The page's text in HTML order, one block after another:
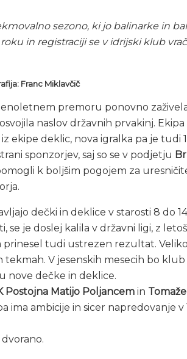
sezono, ki jo balinarke in
in registraciji se v idrijski klub
Franc Miklavčič
premoru ponovno
naslov državnih prvakinj.
iz ekipe deklic, nova igralka pa je tudi
sponzorjev, saj so se v podjetju
k boljšim pogojem za
dečki in deklice v starosti 8 do
se je doslej kalila v državni ligi, z
tudi ustrezen rezultat.
V jesenskih mesecih bo
nove dečke in deklice.
Postojna Matijo Poljancem in
ima ambicije in sicer napredovanje v